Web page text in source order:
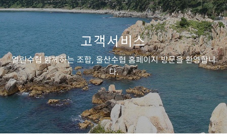
고객서비스
열린수협 함께하는 조합, 울산수협 홈페이지 방문을 환영합니
다.